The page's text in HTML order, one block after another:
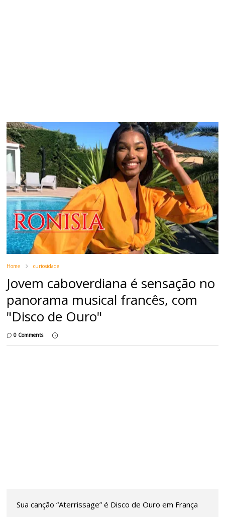
Home curiosidade
Jovem caboverdiana é sensação no
panorama musical francês, com
"Disco de Ouro"
0 Comments
Sua canção “Aterrissage” é Disco de Ouro em França